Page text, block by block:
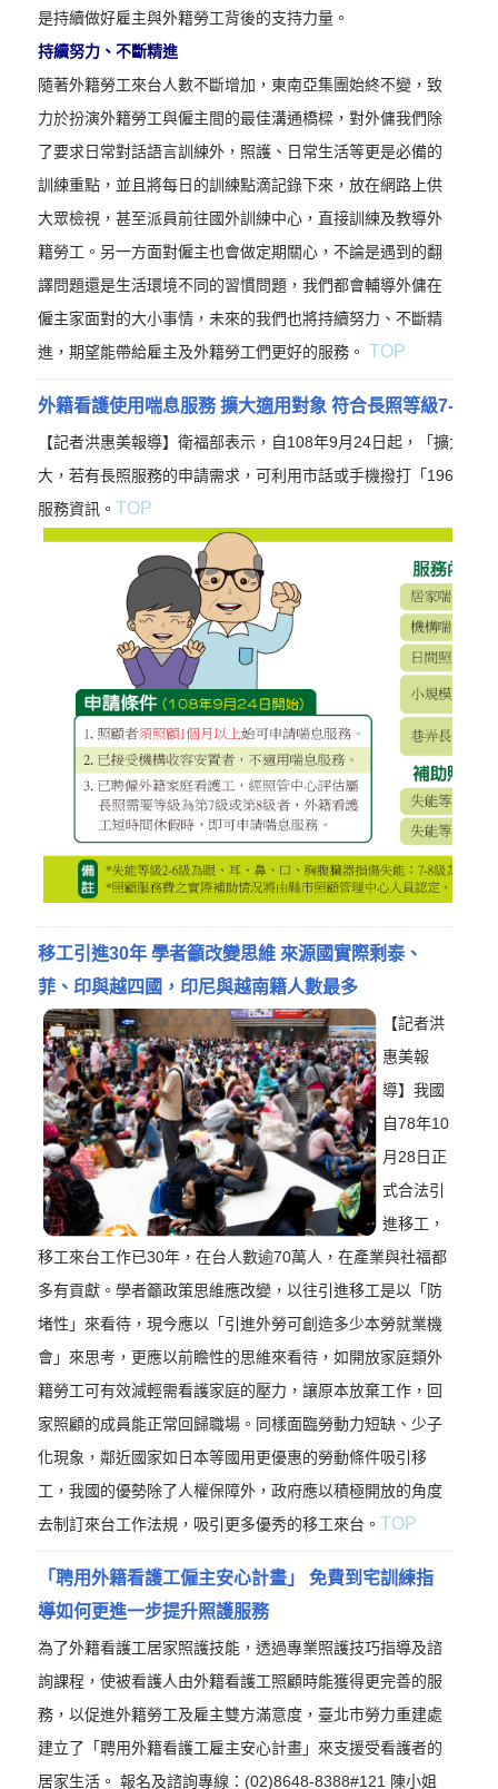
是持續做好雇主與外籍勞工背後的支持力量。
持續努力、不斷精進
隨著外籍勞工來台人數不斷增加，東南亞集團始終不變，致
力於扮演外籍勞工與僱主間的最佳溝通橋樑，對外傭我們除
了要求日常對話語言訓練外，照護、日常生活等更是必備的
訓練重點，並且將每日的訓練點滴記錄下來，放在網路上供
大眾檢視，甚至派員前往國外訓練中心，直接訓練及教導外
籍勞工。另一方面對僱主也會做定期關心，不論是遇到的翻
譯問題還是生活環境不同的習慣問題，我們都會輔導外傭在
僱主家面對的大小事情，未來的我們也將持續努力、不斷精
進，期望能帶給雇主及外籍勞工們更好的服務。 TOP
外籍看護使用喘息服務 擴大適用對象 符合長照等級7-8級
【記者洪惠美報導】衛福部表示，自108年9月24日起，「擴大外
大，若有長照服務的申請需求，可利用市話或手機撥打「1966」
服務資訊。 TOP
移工引進30年 學者籲改變思維 來源國實際剩泰、
菲、印與越四國，印尼與越南籍人數最多
【記者洪
惠美報
導】我國
自78年10
月28日正
式合法引
進移工，
移工來台工作已30年，在台人數逾70萬人，在產業與社福都
多有貢獻。學者籲政策思維應改變，以往引進移工是以「防
堵性」來看待，現今應以「引進外勞可創造多少本勞就業機
會」來思考，更應以前瞻性的思維來看待，如開放家庭類外
籍勞工可有效減輕需看護家庭的壓力，讓原本放棄工作，回
家照顧的成員能正常回歸職場。同樣面臨勞動力短缺、少子
化現象，鄰近國家如日本等國用更優惠的勞動條件吸引移
工，我國的優勢除了人權保障外，政府應以積極開放的角度
去制訂來台工作法規，吸引更多優秀的移工來台。 TOP
「聘用外籍看護工僱主安心計畫」 免費到宅訓練指
導如何更進一步提升照護服務
為了外籍看護工居家照護技能，透過專業照護技巧指導及諮
詢課程，使被看護人由外籍看護工照顧時能獲得更完善的服
務，以促進外籍勞工及雇主雙方滿意度，臺北市勞力重建處
建立了「聘用外籍看護工雇主安心計畫」來支援受看護者的
居家生活。 報名及諮詢專線：(02)8648-8388#121 陳小姐